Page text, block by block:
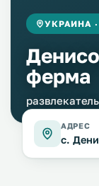
УКРАИНА
ферма
АДРЕС
с.